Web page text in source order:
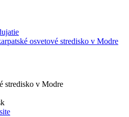
osvetové stredisko v Modre
stredisko v Modre